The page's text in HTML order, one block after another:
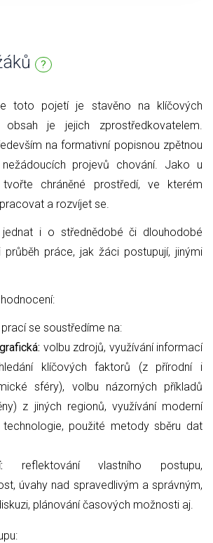
?
toto pojetí je stavěno na klíčových
je jejich zprostředkovatelem.
na formativní popisnou zpětnou
projevů chování. Jako u
tvořte chráněné prostředí, ve kterém
a rozvíjet se.
i o střednědobé či dlouhodobé
průběh práce, jak žáci postupují, jinými
se soustředíme na:
volbu zdrojů, využívání informací
klíčových faktorů (z přírodní i
sféry), volbu názorných příkladů
z jiných regionů, využívání moderní
použité metody sběru dat
reflektování vlastního postupu,
úvahy nad spravedlivým a správným,
plánování časových možnosti aj.